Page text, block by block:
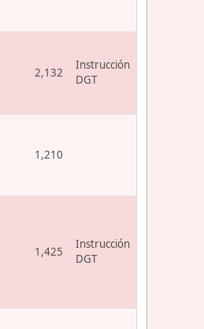
2,132
Instrucción
DGT
1,210
1,425
Instrucción
DGT